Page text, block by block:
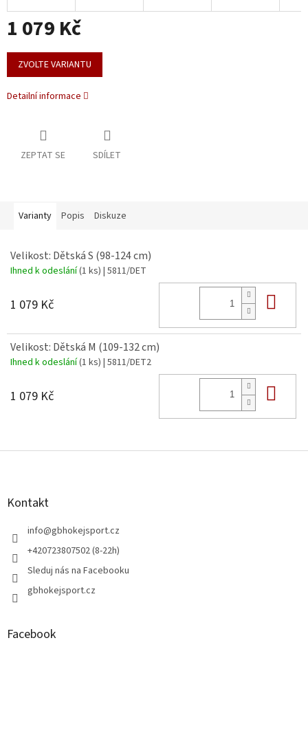
1 079 Kč
Měrná
cena:
ZVOLTE VARIANTU
Detailní informace
ZEPTAT SE SDÍLET
Varianty Popis Diskuze
Velikost: Dětská S (98-124 cm)
Ihned k odeslání(1 ks) | 5811/DET
1 079 Kč
Velikost: Dětská M (109-132 cm)
Ihned k odeslání(1 ks) | 5811/DET2
1 079 Kč
Z
Kontakt
info@gbhokejsport.cz
+420723807502 (8-22h)
Sleduj nás na Facebooku
gbhokejsport.cz
Facebook